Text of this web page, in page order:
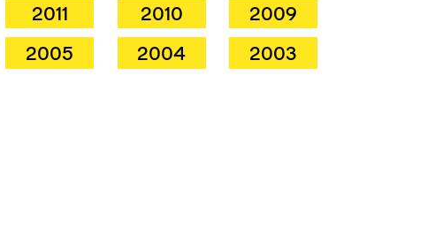
2011 2010
2009
2005 2004 2003